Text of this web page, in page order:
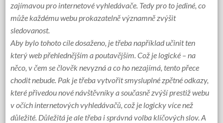
zajímavou pro internetové vyhledávače. Tedy pro to jediné, co
může každému webu prokazatelně významně zvýšit
sledovanost.
Aby bylo tohoto cíle dosaženo, je třeba například učinit ten
který web přehlednějším a poutavějším. Což je logické – na
něco, v čem se člověk nevyzná a co ho nezajímá, tento přece
chodit nebude. Pak je třeba vytvořit smysluplné zpětné odkazy,
které přivedou nové návštěvníky a současně zvýší prestiž webu
v očích internetových vyhledávačů, což je logicky více než
důležité. Důležitá je ale třeba i správná volba klíčových slov. A